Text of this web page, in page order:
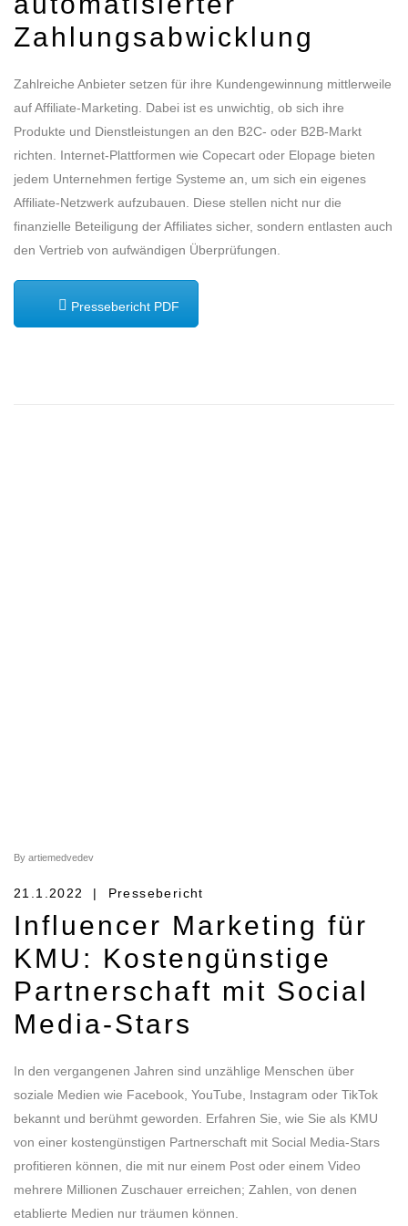
Zahlungsabwicklung
Zahlreiche Anbieter setzen für ihre Kundengewinnung mittlerweile
auf Affiliate-Marketing. Dabei ist es unwichtig, ob sich ihre
Produkte und Dienstleistungen an den B2C- oder B2B-Markt
richten. Internet-Plattformen wie Copecart oder Elopage bieten
jedem Unternehmen fertige Systeme an, um sich ein eigenes
Affiliate-Netzwerk aufzubauen. Diese stellen nicht nur die
finanzielle Beteiligung der Affiliates sicher, sondern entlasten auch
den Vertrieb von aufwändigen Überprüfungen.
Pressebericht PDF
By artiemedvedev
21.1.2022 | Pressebericht
Influencer Marketing für
KMU: Kostengünstige
Partnerschaft mit Social
Media-Stars
In den vergangenen Jahren sind unzählige Menschen über
soziale Medien wie Facebook, YouTube, Instagram oder TikTok
bekannt und berühmt geworden. Erfahren Sie, wie Sie als KMU
von einer kostengünstigen Partnerschaft mit Social Media-Stars
profitieren können, die mit nur einem Post oder einem Video
mehrere Millionen Zuschauer erreichen; Zahlen, von denen
etablierte Medien nur träumen können.